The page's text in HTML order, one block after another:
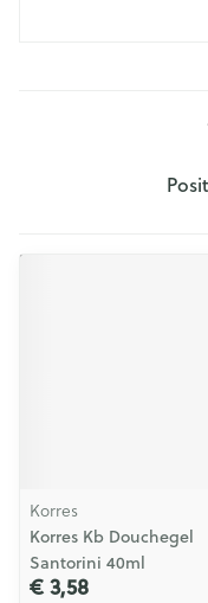
Korres
Korres Kb Douchegel
Santorini 40ml
€ 3,58